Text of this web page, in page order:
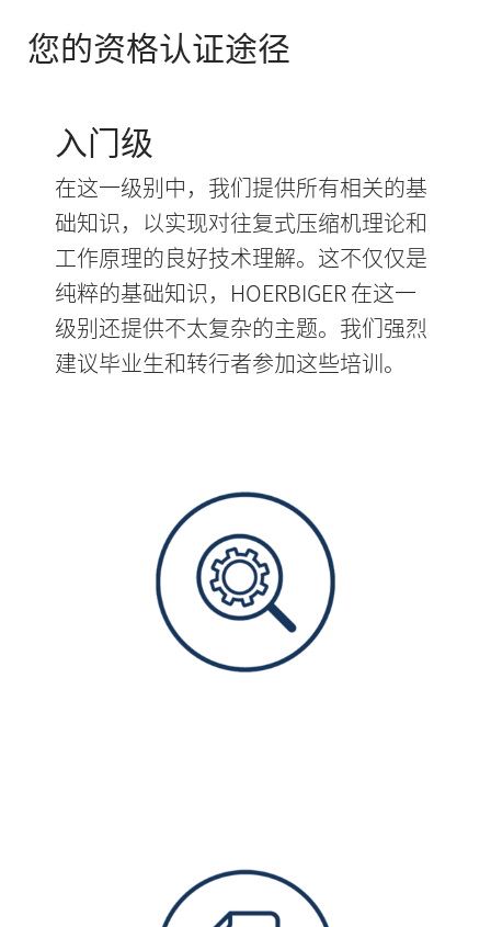
您的资格认证途径
入门级
在这一级别中，我们提供所有相关的基
础知识，以实现对往复式压缩机理论和
工作原理的良好技术理解。这不仅仅是
纯粹的基础知识，HOERBIGER 在这一
级别还提供不太复杂的主题。我们强烈
建议毕业生和转行者参加这些培训。